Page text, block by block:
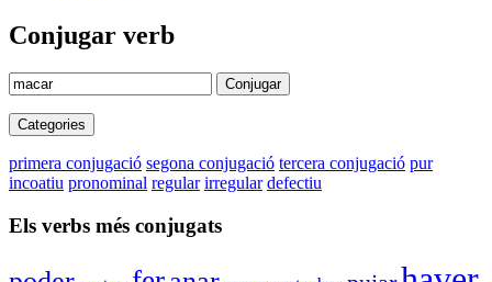
Conjugar verb
Conjugar
Categories
primera conjugació segona conjugació tercera conjugació pur
incoatiu pronominal regular irregular defectiu
Els verbs més conjugats